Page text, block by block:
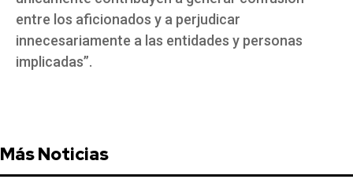
entre los aficionados y a perjudicar
innecesariamente a las entidades y personas
implicadas”.
Más Noticias